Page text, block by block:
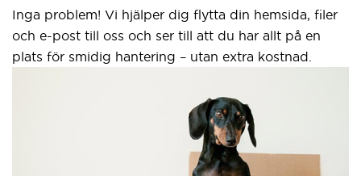
problem! Vi hjälper dig flytta din hemsida, filer
e-post till oss och ser till att du har allt på en
för smidig hantering – utan extra kostnad.